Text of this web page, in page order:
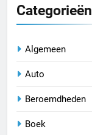
Categorieën
Algemeen
Auto
Beroemdheden
Boek